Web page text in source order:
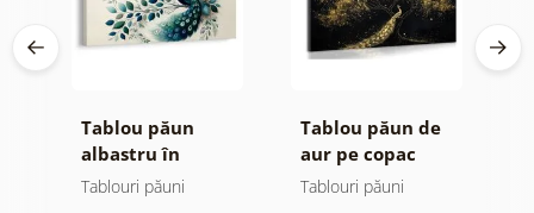
Tablou păun
albastru în
compoziție
Tablouri păuni
Tablou păun de
aur pe copac
Tablouri păuni